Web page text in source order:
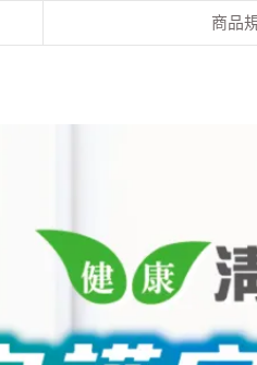
商品